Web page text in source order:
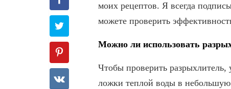
моих рецептов. Я всегда
можете проверить
Можно ли использовать
Чтобы проверить разрыхлитель,
ложки теплой воды в